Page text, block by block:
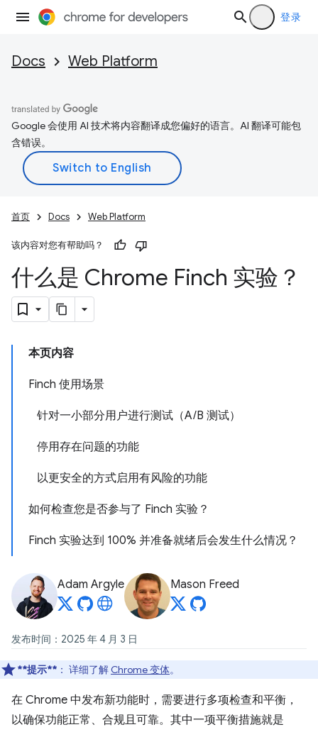
登录
Docs Web Platform
Google 会使用 AI 技术将内容翻译成您偏好的语言。AI 翻译可能包
含错误。
首页 Docs Web Platform
该内容对您有帮助吗？
什么是 Chrome Finch 实验？
本页内容
Finch 使用场景
针对一小部分用户进行测试（A/B 测试）
停用存在问题的功能
以更安全的方式启用有风险的功能
如何检查您是否参与了 Finch 实验？
Finch 实验达到 100% 并准备就绪后会发生什么情况？
Adam Argyle Mason Freed
发布时间：2025 年 4 月 3 日
**提示** ： 详细了解 Chrome 变体。
在 Chrome 中发布新功能时，需要进行多项检查和平衡，
以确保功能正常、合规且可靠。其中一项平衡措施就是